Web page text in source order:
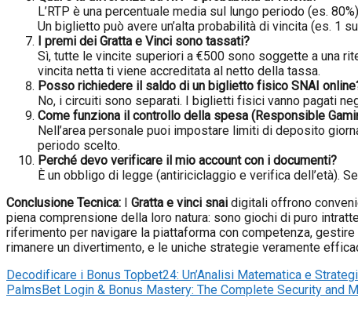
L’RTP è una percentuale media sul lungo periodo (es.
Un biglietto può avere un’alta probabilità di vincita (es. 1
I premi dei Gratta e Vinci sono tassati?
Sì, tutte le vincite superiori a €500 sono soggette a una
vincita netta ti viene accreditata al netto della tassa.
Posso richiedere il saldo di un biglietto fisico SNAI
No, i circuiti sono separati. I biglietti fisici vanno pagati
Come funziona il controllo della spesa (Responsible
Nell’area personale puoi impostare limiti di deposito
periodo scelto.
Perché devo verificare il mio account con i documenti?
È un obbligo di legge (antiriciclaggio e verifica dell’età).
Conclusione Tecnica: I Gratta e vinci snai digitali offrono
piena comprensione della loro natura: sono giochi di puro
riferimento per navigare la piattaforma con competenza,
rimanere un divertimento, e le uniche strategie veramente
Decodificare i Bonus Topbet24: Un’Analisi Matematica e
PalmsBet Login & Bonus Mastery: The Complete Security and